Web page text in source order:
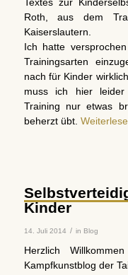
Roth, aus dem
Kaiserslautern.
Ich hatte
Trainingsarten
nach für Kinder
muss ich hier
Training nur etwas
beherzt übt.
Kinder
14. Juli 2014 / in Blog
Herzlich
Kampfkunstblog der